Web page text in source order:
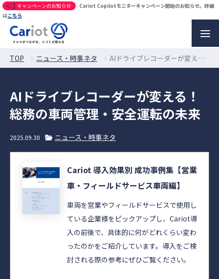
キャンペーンのお知らせ
Cariot Copilotモニターキャンペーン開始のお知らせ。詳細
はこちら
TOP ニュース・時事ネタ AIドライブレコーダーが変える！総務の車両管理・安全運転の未来
AIドライブレコーダーが変える！
総務の車両管理・安全運転の未来
2025.09.30 ニュース・時事ネタ
Cariot 導入効果別 成功事例集【営業
車・フィールドサービス車両編】
車両を営業やフィールドサービスで使用し
ている企業様をピックアップし、Cariot導
入の前後で、具体的に何がどれくらい変わ
ったのかをご紹介しています。導入をご検
討される際の参考にぜひご覧ください。​​